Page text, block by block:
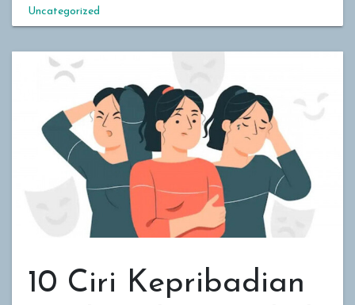
Uncategorized
10 Ciri Kepribadian